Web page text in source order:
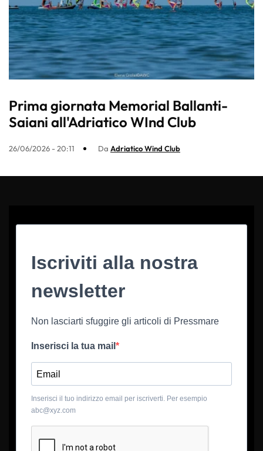
Prima giornata Memorial Ballanti-
Saiani all'Adriatico WInd Club
26/06/2026 - 20:11 Da Adriatico Wind Club
Iscriviti alla nostra
newsletter
Non lasciarti sfuggire gli articoli di Pressmare
Inserisci la tua mail
Inserisci il tuo indirizzo email per iscriverti. Per esempio
abc@xyz.com